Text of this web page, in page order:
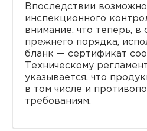
Впоследствии
инспекционного
внимание, что теперь, в
прежнего порядка,
бланк — сертификат
Техническому
указывается, что
в том числе и
требованиям.